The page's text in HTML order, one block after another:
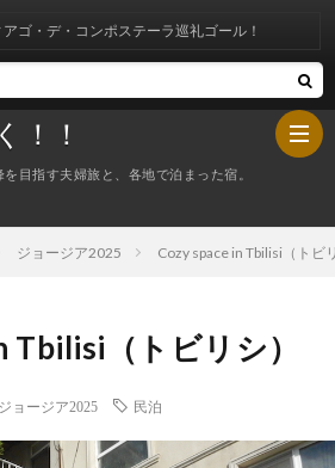
！！
目指す夫婦旅と、各地で泊まった宿。
よ
夜
礼ゴール！
ジョージア2025 Cozy space in Tbilisi（トビ
Tbilisi（トビリシ）
ジョージア2025 民泊